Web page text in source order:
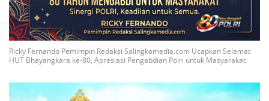
Ricky Fernando Pemimpin Redaksi Salingkamedia.com Ucapkan Selamat
HUT Bhayangkara ke-80, Apresiasi Pengabdian Polri untuk Masyarakat